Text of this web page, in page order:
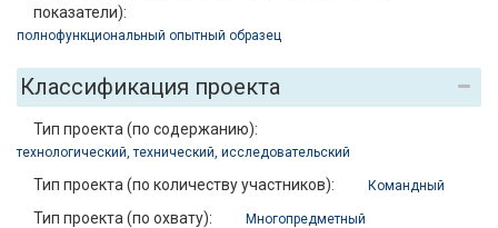
показатели):
полнофункциональный опытный образец
Классификация проекта
Тип проекта (по содержанию):
технологический,технический, исследовательский
Тип проекта (по количеству участников): Командный
Тип проекта (по охвату): Многопредметный